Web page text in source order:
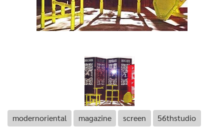
modernoriental magazine screen 56thstudio